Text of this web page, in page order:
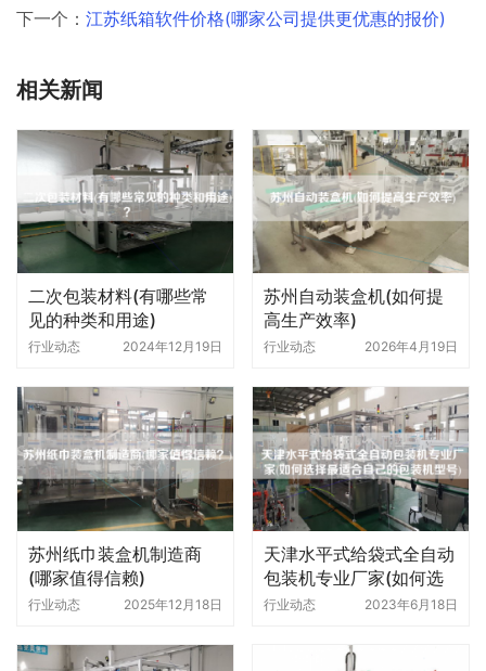
下一个： 江苏纸箱软件价格(哪家公司提供更优惠的报价)
相关新闻
二次包装材料(有哪些常
见的种类和用途)
行业动态 2024年12月19日
苏州自动装盒机(如何提
高生产效率)
行业动态 2026年4月19日
苏州纸巾装盒机制造商
(哪家值得信赖)
行业动态 2025年12月18日
天津水平式给袋式全自动
包装机专业厂家(如何选
择更适合自己的包装机型
行业动态 2023年6月18日